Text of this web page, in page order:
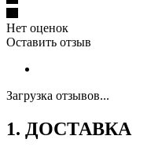
Нет оценок
Оставить отзыв
Загрузка отзывов...
1. ДОСТАВКА